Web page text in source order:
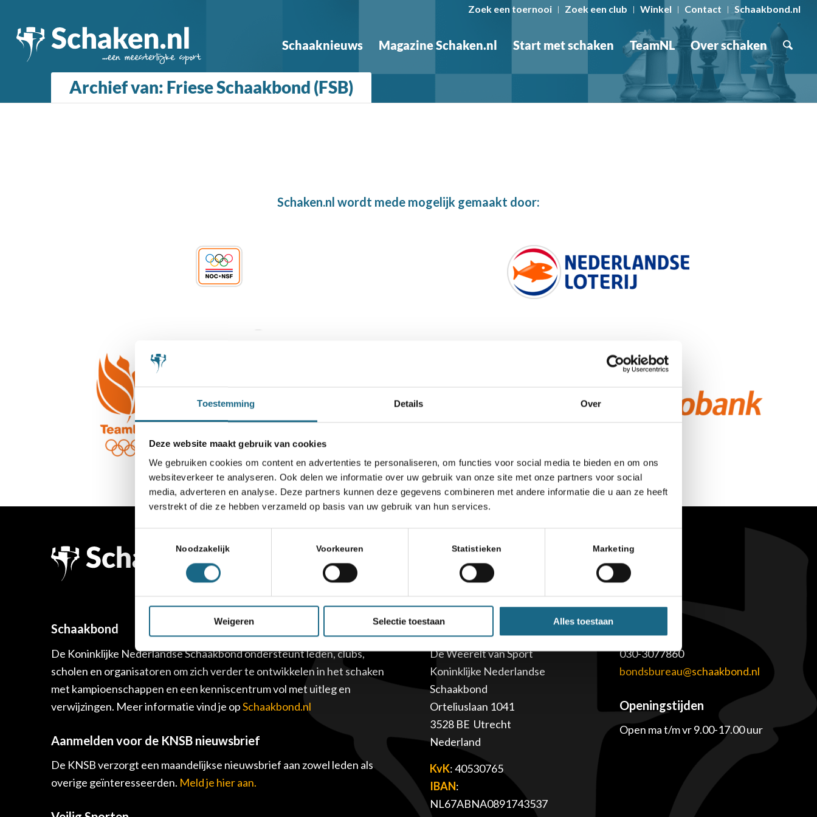
Toestemming Details Over
Deze website maakt gebruik van cookies
We gebruiken cookies om content en advertenties te personaliseren, om functies voor social media te bieden en om ons
websiteverkeer te analyseren. Ook delen we informatie over uw gebruik van onze site met onze partners voor social
media, adverteren en analyse. Deze partners kunnen deze gegevens combineren met andere informatie die u aan ze heeft
verstrekt of die ze hebben verzameld op basis van uw gebruik van hun services.
Noodzakelijk Voorkeuren Statistieken Marketing
Weigeren Selectie toestaan Alles toestaan
Zoek een toernooi Zoek een club Winkel Contact Schaakbond.nl
Schaaknieuws Magazine Schaken.nl Start met schaken TeamNL Over schaken
Archief van: Friese Schaakbond (FSB)
Schaken.nl wordt mede mogelijk gemaakt door:
Schaakbond
De Koninklijke Nederlandse Schaakbond ondersteunt leden, clubs,
scholen en organisatoren om zich verder te ontwikkelen in het schaken
met kampioenschappen en een kenniscentrum vol met uitleg en
verwijzingen. Meer informatie vind je opSchaakbond.nl
Aanmelden voor de KNSB nieuwsbrief
De KNSB verzorgt een maandelijkse nieuwsbrief aan zowel leden als
overige geïnteresseerden. Meld je hier aan.
Adres
De Weerelt van Sport
Koninklijke Nederlandse
Schaakbond
Orteliuslaan 1041
3528 BE Utrecht
Nederland
KvK: 40530765
IBAN:
NL67ABNA0891743537
030-3077860
bondsbureau@schaakbond.nl
Openingstijden
Open ma t/m vr 9.00-17.00 uur